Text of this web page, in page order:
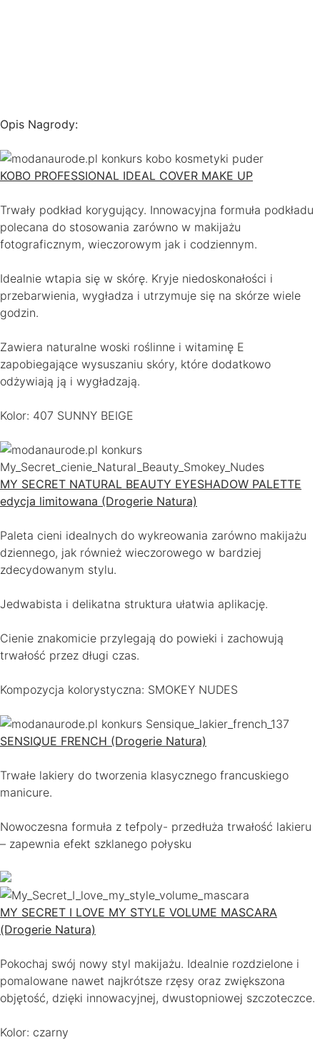
Opis Nagrody:
KOBO PROFESSIONAL IDEAL COVER MAKE UP
Trwały podkład korygujący. Innowacyjna formuła podkładu
polecana do stosowania zarówno w makijażu
fotograficznym, wieczorowym jak i codziennym.
Idealnie wtapia się w skórę. Kryje niedoskonałości i
przebarwienia, wygładza i utrzymuje się na skórze wiele
godzin.
Zawiera naturalne woski roślinne i witaminę E
zapobiegające wysuszaniu skóry, które dodatkowo
odżywiają ją i wygładzają.
Kolor: 407 SUNNY BEIGE
MY SECRET NATURAL BEAUTY EYESHADOW PALETTE
edycja limitowana (Drogerie Natura)
Paleta cieni idealnych do wykreowania zarówno makijażu
dziennego, jak również wieczorowego w bardziej
zdecydowanym stylu.
Jedwabista i delikatna struktura ułatwia aplikację.
Cienie znakomicie przylegają do powieki i zachowują
trwałość przez długi czas.
Kompozycja kolorystyczna: SMOKEY NUDES
SENSIQUE FRENCH (Drogerie Natura)
Trwałe lakiery do tworzenia klasycznego francuskiego
manicure.
Nowoczesna formuła z tefpoly- przedłuża trwałość lakieru
– zapewnia efekt szklanego połysku
MY SECRET I LOVE MY STYLE VOLUME MASCARA
(Drogerie Natura)
Pokochaj swój nowy styl makijażu. Idealnie rozdzielone i
pomalowane nawet najkrótsze rzęsy oraz zwiększona
objętość, dzięki innowacyjnej, dwustopniowej szczoteczce.
Kolor: czarny